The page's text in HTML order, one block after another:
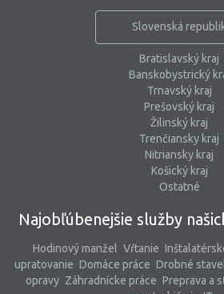
Slovenská
Bratislavský kraj
Banskobystrický
Trnavský kraj
Prešovský kraj
Žilinský kraj
Trenčiansky kraj
Nitriansky kraj
Košický kraj
Ostatné
Najobľúbenejšie služby
Hodinový manžel Vŕtanie
upratovanie Domáce práce Drobné
opravy Záhradnícke práce Preprava a